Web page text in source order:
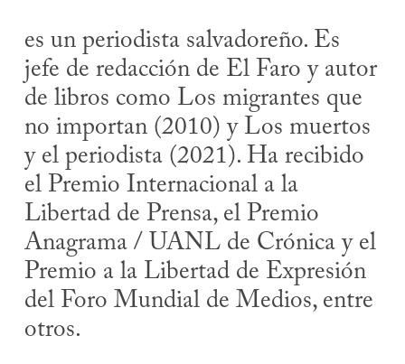
es un periodista salvadoreño. Es
jefe de redacción de El Faro y autor
de libros como Los migrantes que
no importan (2010) y Los muertos
y el periodista (2021). Ha recibido
el Premio Internacional a la
Libertad de Prensa, el Premio
Anagrama / UANL de Crónica y el
Premio a la Libertad de Expresión
del Foro Mundial de Medios, entre
otros.